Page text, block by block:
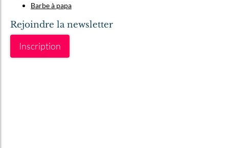
Barbe à papa
Rejoindre la newsletter
Inscription